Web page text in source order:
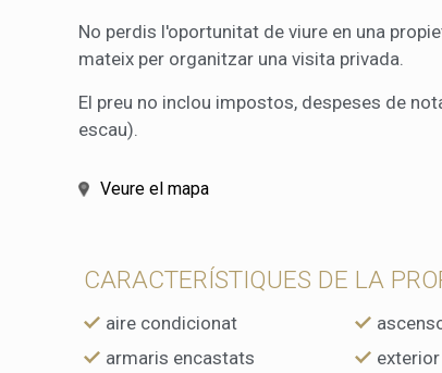
No perdis l'oportunitat de viure en una
mateix per organitzar una visita privada.
El preu no inclou impostos, despeses de
escau).
Veure el mapa
CARACTERÍSTIQUES DE LA
aire condicionat
armaris encastats
exterior